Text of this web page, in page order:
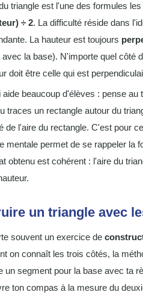
triangle est l'une des formules
÷ 2. La difficulté réside dans
La hauteur est toujours
la base). N'importe quel côté
doit être celle qui est
aide beaucoup d'élèves : pense
traces un rectangle autour du
de l'aire du rectangle. C'est pour
mentale permet de se rappeler la
obtenu est cohérent : l'aire du
un triangle avec
souvent un exercice de
on connaît les trois côtés, la
un segment pour la base avec ta
ton compas à la mesure du